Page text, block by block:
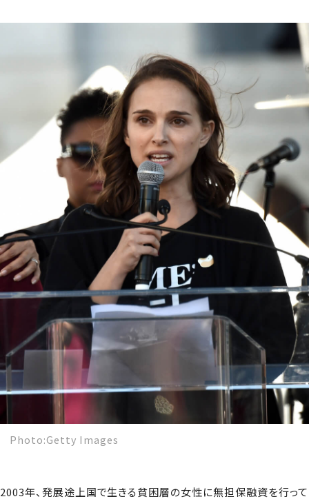
Photo:Getty Images
2003年、発展途上国で生きる貧困層の女性に無担保融資を行って